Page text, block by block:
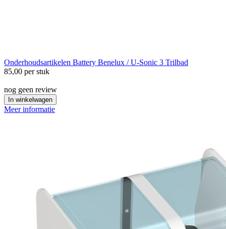
Onderhoudsartikelen Battery Benelux / U-Sonic 3 Trilbad
85,00 per stuk
nog geen review
In winkelwagen
Meer informatie